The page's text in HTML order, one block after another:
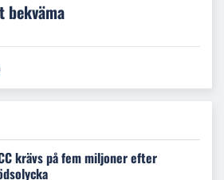
bekväma
krävs på fem miljoner efter